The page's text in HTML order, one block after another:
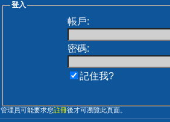
登入
帳戶:
密碼:
記住我?
管理員可能要求您註冊後才可瀏覽此頁面。